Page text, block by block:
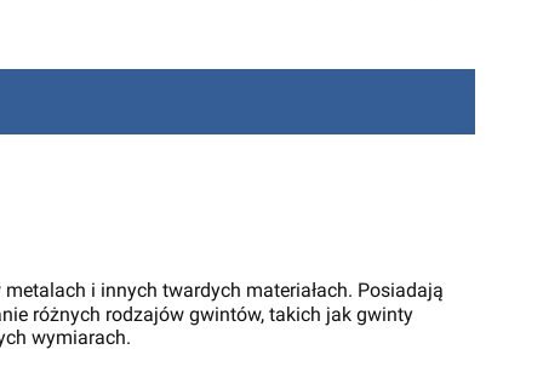
i innych twardych materiałach. Posiadają
różnych rodzajów gwintów, takich jak gwinty
wymiarach.